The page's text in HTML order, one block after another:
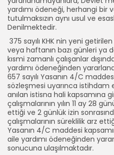
yardımı ödeneği, herhangi bir
tutulmaksızın aynı usul ve
Denilmektedir.
375 sayılı KHK nin yeni
veya haftanın bazı günleri ya
kısmi zamanlı çalışanlar
yardımı ödeneğinden
657 sayılı Yasanın 4/C
sözleşmesi uyarınca istihdam
anılan istisna hali kapsamına
çalışmalarının yılın 11 ay 28
ettiği ve 2 günlük izin
çalışmalarının süreklilik arz
Yasanın 4/C maddesi
aile yardımı ödeneğinden
sonucuna ulaşılmaktadır.